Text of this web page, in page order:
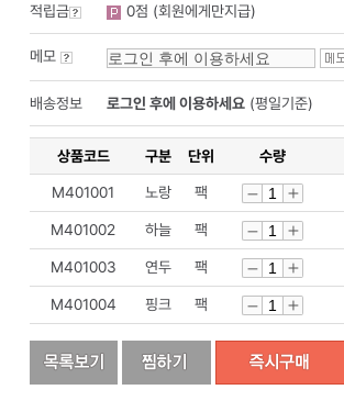
적립금 0점 (회원에게만지급)
메모
배송정보 로그인 후에 이용하세요(평일기준)
상품코드 구분 단위 수량
M401001 노랑 팩
M401002 하늘 팩
M401003 연두 팩
M401004 핑크 팩